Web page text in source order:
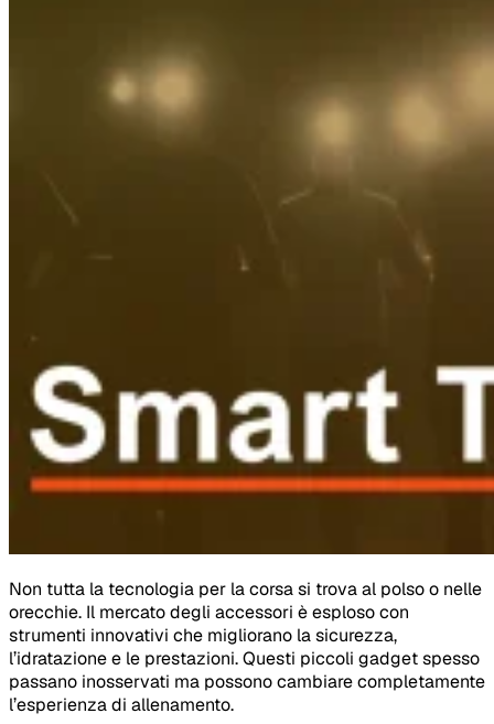
Non tutta la tecnologia per la corsa si trova al polso o nelle
orecchie. Il mercato degli accessori è esploso con
strumenti innovativi che migliorano la sicurezza,
l’idratazione e le prestazioni. Questi piccoli gadget spesso
passano inosservati ma possono cambiare completamente
l’esperienza di allenamento.